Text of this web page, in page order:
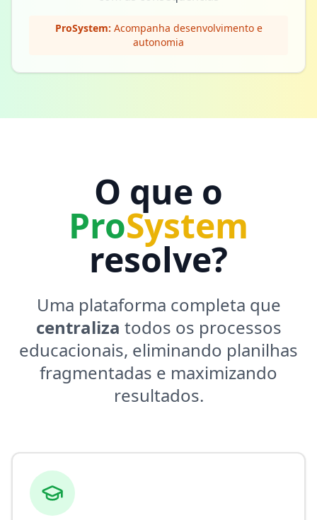
ProSystem: Acompanha desenvolvimento e
autonomia
O que o
ProSystem
resolve?
Uma plataforma completa que
centraliza todos os processos
educacionais, eliminando planilhas
fragmentadas e maximizando
resultados.